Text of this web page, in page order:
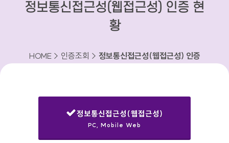
정보통신접근성(웹접근성) 인증 현
황
HOME > 인증조회 > 정보통신접근성(웹접근성) 인증
정보통신접근성(웹접근성)
PC, Mobile Web